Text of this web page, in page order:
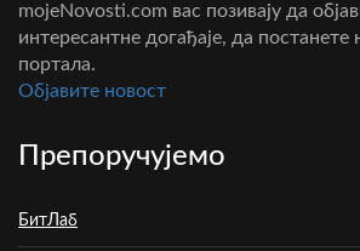
mojeNovosti.com вас позивају да
интересантне догађаје, да
портала.
Oбјавите новост
Препоручујемо
БитЛаб